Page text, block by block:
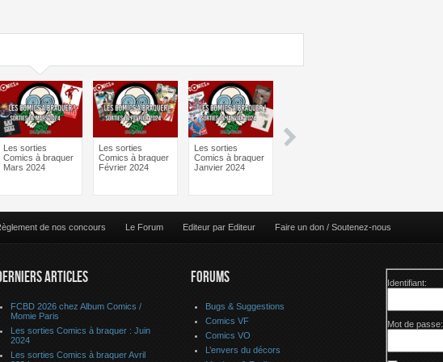
Les sorties
Comics à braquer
Mars 2024
Les sorties
Comics à braquer
Février 2024
Les sorties
Comics à braquer
Janvier 2024
de nos concours Le Forum Editeur par Editeur Faire un don / Soutenez-nous
ARTICLES
FCBD 2026 chez Album Comics /
Momie Paris
Les sorties Comics à braquer : Juin
2024
Les sorties Comics à braquer Avril
FORUMS
Bugs & Suggestions
Comics VF
Comics VO
L’envers du décors
Identifiant:
Mot de passe: